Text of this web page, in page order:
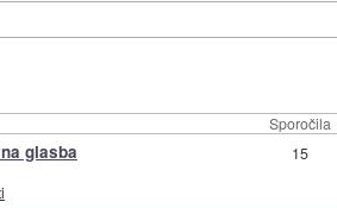
Sporočila
glasba 15